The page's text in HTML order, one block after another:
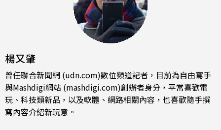
楊又肇
曾任聯合新聞網 (udn.com)數位頻道記者，目前為自由寫手
與Mashdigi網站 (mashdigi.com)創辦者身分，平常喜歡電
玩、科技類新品，以及軟體、網路相關內容，也喜歡隨手撰
寫內容介紹新玩意。